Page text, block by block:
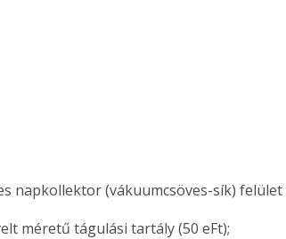
napkollektor (vákuumcsöves-sík)
méretű tágulási tartály (50 eFt);